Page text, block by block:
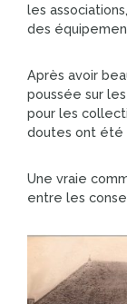
les
des
Après avoir
poussée sur
pour les
doutes ont été
Une vraie
entre les